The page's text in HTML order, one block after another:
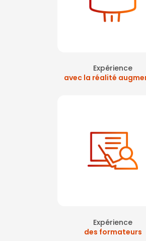
Expérience
avec la réalité
Expérience
des formateurs